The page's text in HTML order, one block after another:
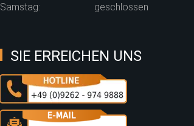
Samstag:
geschlossen
SIE ERREICHEN UNS